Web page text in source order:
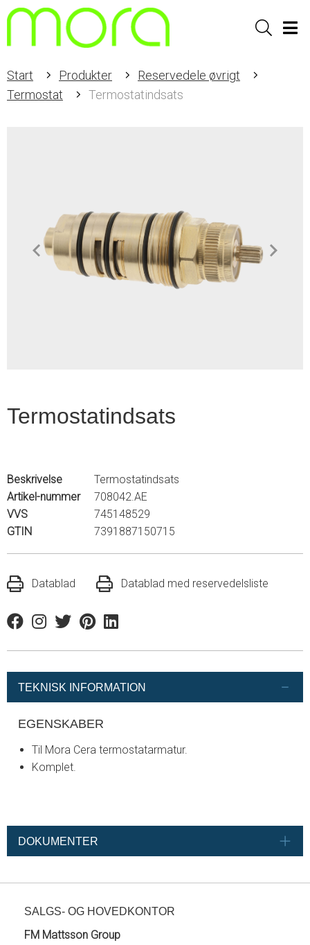
Sök
Start Produkter
Reservedele øvrigt
Termostat
Termostatindsats
Termostatindsats
Beskrivelse
Termostatindsats
Artikel-nummer
708042.AE
VVS
745148529
GTIN
7391887150715
Datablad Datablad med reservedelsliste
FacebookInstagram
TwitterPinterestLinkedin
TEKNISK INFORMATION
EGENSKABER
Til Mora Cera termostatarmatur.
Komplet.
DOKUMENTER
SALGS- OG HOVEDKONTOR
FM Mattsson Group